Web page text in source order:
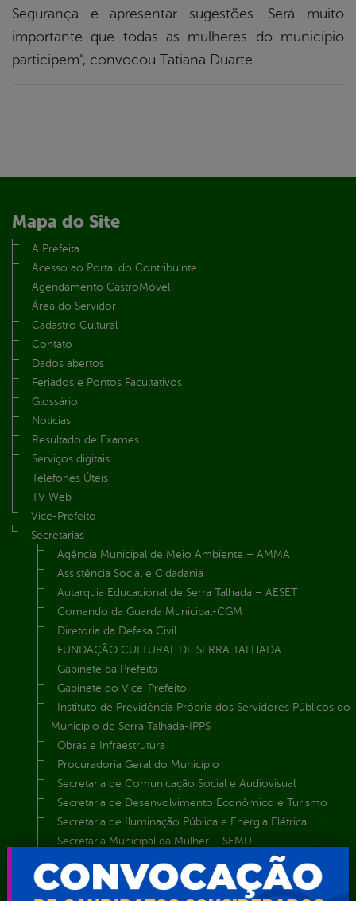
Segurança e apresentar sugestões. Será muito
importante que todas as mulheres do município
participem”, convocou Tatiana Duarte.
Mapa do Site
A Prefeita
Acesso ao Portal do Contribuinte
Agendamento CastroMóvel
Área do Servidor
Cadastro Cultural
Contato
Dados abertos
Feriados e Pontos Facultativos
Glossário
Notícias
Resultado de Exames
Serviços digitais
Telefones Úteis
TV Web
Vice-Prefeito
Secretarias
Agência Municipal de Meio Ambiente – AMMA
Assistência Social e Cidadania
Autarquia Educacional de Serra Talhada – AESET
Comando da Guarda Municipal-CGM
Diretoria da Defesa Civil
FUNDAÇÃO CULTURAL DE SERRA TALHADA
Gabinete da Prefeita
Gabinete do Vice-Prefeito
Instituto de Previdência Própria dos Servidores Públicos do
Município de Serra Talhada-IPPS
Obras e Infraestrutura
Procuradoria Geral do Município
Secretaria de Comunicação Social e Audiovisual
Secretaria de Desenvolvimento Econômico e Turismo
Secretaria de Iluminação Pública e Energia Elétrica
Secretaria Municipal da Mulher – SEMU
Secretaria Municipal de Administração – SAD
Secretaria Municipal de Agricultura e Recursos Hídricos –
SEMARH / Secretaria de Agricultura Familiar – SEMAF